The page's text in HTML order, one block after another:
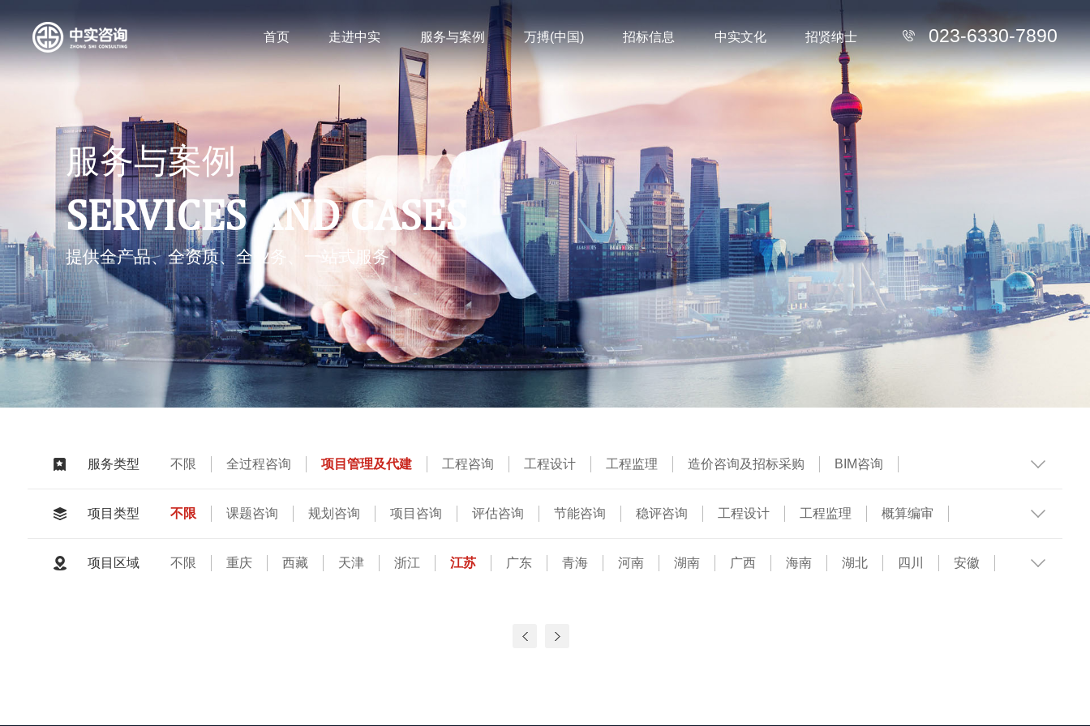
023-6330-7890
招贤纳士
中实文化
招标信息
万搏(中国)
服务与案例
走进中实
首页
服务与案例
SERVICES AND CASES
提供全产品、全资质、全业务、一站式服务
服务类型 不限 全过程咨询 项目管理及代建 工程咨询 工程设计 工程监理 造价咨询及招标采购
BIM咨询
项目类型 不限 课题咨询 规划咨询 项目咨询 评估咨询 节能咨询 稳评咨询 工程设计 工程监理
概算编审
项目区域 不限 重庆 西藏 天津 浙江 江苏 广东 青海 河南 湖南 广西 海南 湖北 四川
安徽